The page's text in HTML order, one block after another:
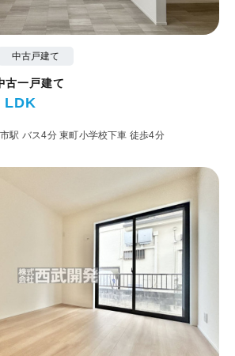
中古戸建て
古一戸建て
LDK
駅 バス4分 東町小学校下車 徒歩4分